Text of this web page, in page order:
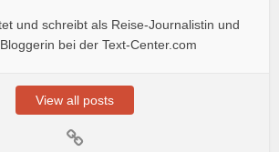
und schreibt als Reise-Journalistin und
bei der Text-Center.com
View all posts